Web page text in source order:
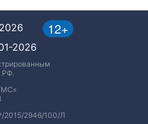
12+
2026
РФ.
2015/2946/100/Л